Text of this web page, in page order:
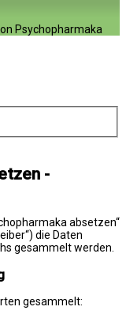
Psychopharmaka
-
absetzen“
die Daten
gesammelt werden.
gesammelt: